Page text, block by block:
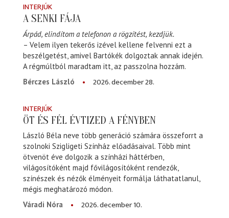
INTERJÚK
A SENKI FÁJA
Árpád, elindítom a telefonon a rögzítést, kezdjük.
– Velem ilyen tekerős izével kellene felvenni ezt a
beszélgetést, amivel Bartókék dolgoztak annak idején.
A régmúltból maradtam itt, az passzolna hozzám.
Bérczes László
2026. december 28.
INTERJÚK
ÖT ÉS FÉL ÉVTIZED A FÉNYBEN
László Béla neve több generáció számára összeforrt a
szolnoki Szigligeti Színház előadásaival. Több mint
ötvenöt éve dolgozik a színházi háttérben,
világosítóként majd fővilágosítóként rendezők,
színészek és nézők élményeit formálja láthatatlanul,
mégis meghatározó módon.
Váradi Nóra
2026. december 10.